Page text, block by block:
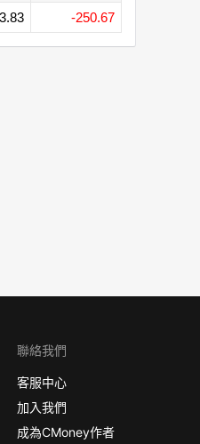
3.83 -250.67
聯絡我們
客服中心
加入我們
成為CMoney作者